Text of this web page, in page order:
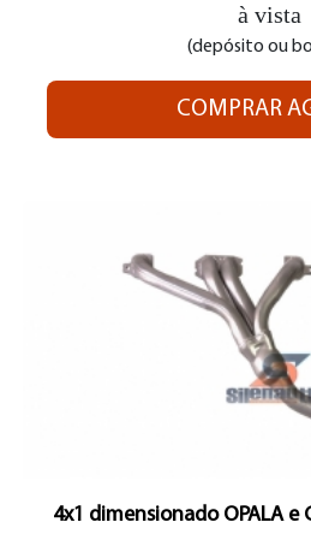
à vista
(depósito ou
COMPRAR
4x1 dimensionado OPALA e